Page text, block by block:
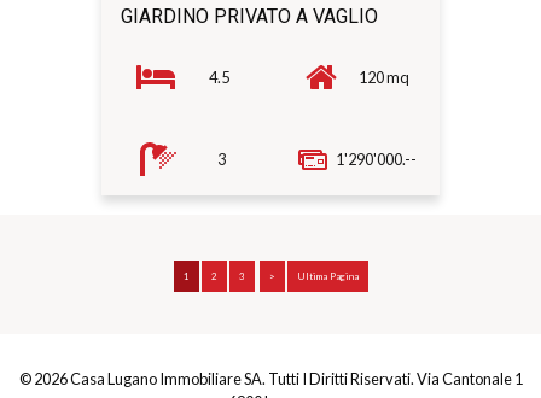
GIARDINO PRIVATO A VAGLIO
1'290'000.--
4.5 120 mq
3
1 2 3 > Ultima Pagina
© 2026 Casa Lugano Immobiliare SA. Tutti I Diritti Riservati. Via Cantonale 1